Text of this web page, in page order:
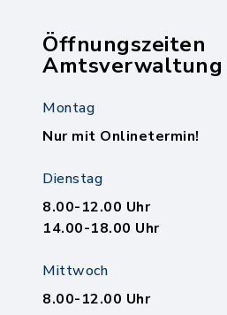
Öffnungszeiten
Amtsverwaltung
Montag
Nur mit Onlinetermin!
Dienstag
8.00-12.00 Uhr
14.00-18.00 Uhr
Mittwoch
8.00-12.00 Uhr